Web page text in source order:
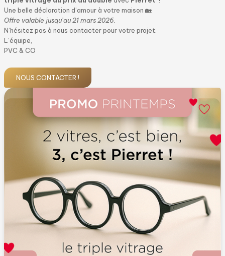
Une belle déclaration d’amour à votre maison 🏡
Offre valable jusqu’au 21 mars 2026.
N’hésitez pas à nous contacter pour votre projet.
L’équipe,
PVC & CO
NOUS CONTACTER !